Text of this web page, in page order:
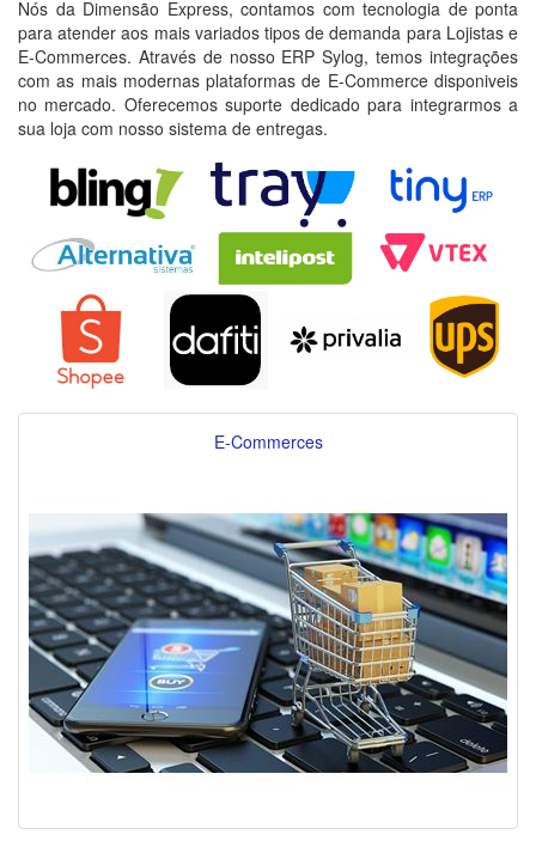
Nós da Dimensão Express, contamos com tecnologia de ponta
para atender aos mais variados tipos de demanda para Lojistas e
E-Commerces. Através de nosso ERP Sylog, temos integrações
com as mais modernas plataformas de E-Commerce disponiveis
no mercado. Oferecemos suporte dedicado para integrarmos a
sua loja com nosso sistema de entregas.
E-Commerces